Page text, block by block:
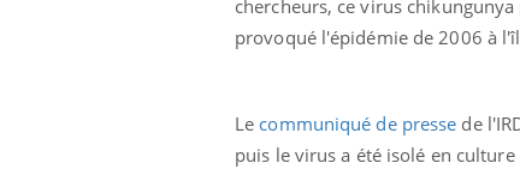
chercheurs, ce virus
provoqué l'épidémie de 2006 à
Le communiqué de presse de
puis le virus a été isolé en culture